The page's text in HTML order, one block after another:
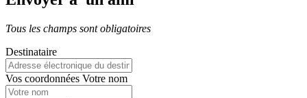
Tous les champs sont obligatoires
Destinataire
Vos coordonnées Votre nom